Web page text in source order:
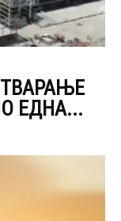
ЕДНА...